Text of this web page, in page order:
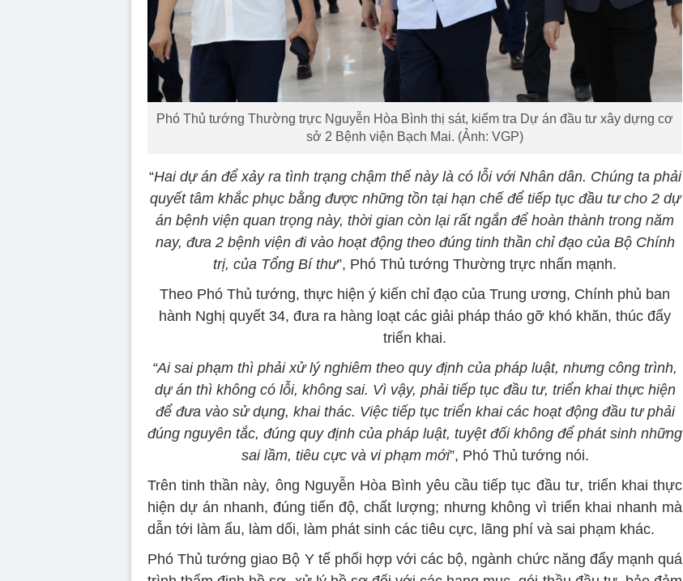
Phó Thủ tướng Thường trực Nguyễn Hòa Bình thị sát, kiểm tra Dự án đầu tư xây dựng cơ
sở 2 Bệnh viện Bạch Mai. (Ảnh: VGP)
“Hai dự án để xảy ra tình trạng chậm thế này là có lỗi với Nhân dân. Chúng ta phải
quyết tâm khắc phục bằng được những tồn tại hạn chế để tiếp tục đầu tư cho 2 dự
án bệnh viện quan trọng này, thời gian còn lại rất ngắn để hoàn thành trong năm
nay, đưa 2 bệnh viện đi vào hoạt động theo đúng tinh thần chỉ đạo của Bộ Chính
trị, của Tổng Bí thư”, Phó Thủ tướng Thường trực nhấn mạnh.
Theo Phó Thủ tướng, thực hiện ý kiến chỉ đạo của Trung ương, Chính phủ ban
hành Nghị quyết 34, đưa ra hàng loạt các giải pháp tháo gỡ khó khăn, thúc đẩy
triển khai.
“Ai sai phạm thì phải xử lý nghiêm theo quy định của pháp luật, nhưng công trình,
dự án thì không có lỗi, không sai. Vì vậy, phải tiếp tục đầu tư, triển khai thực hiện
để đưa vào sử dụng, khai thác. Việc tiếp tục triển khai các hoạt động đầu tư phải
đúng nguyên tắc, đúng quy định của pháp luật, tuyệt đối không để phát sinh những
sai lầm, tiêu cực và vi phạm mới”, Phó Thủ tướng nói.
Trên tinh thần này, ông Nguyễn Hòa Bình yêu cầu tiếp tục đầu tư, triển khai thực
hiện dự án nhanh, đúng tiến độ, chất lượng; nhưng không vì triển khai nhanh mà
dẫn tới làm ẩu, làm dối, làm phát sinh các tiêu cực, lãng phí và sai phạm khác.
Phó Thủ tướng giao Bộ Y tế phối hợp với các bộ, ngành chức năng đẩy mạnh quá